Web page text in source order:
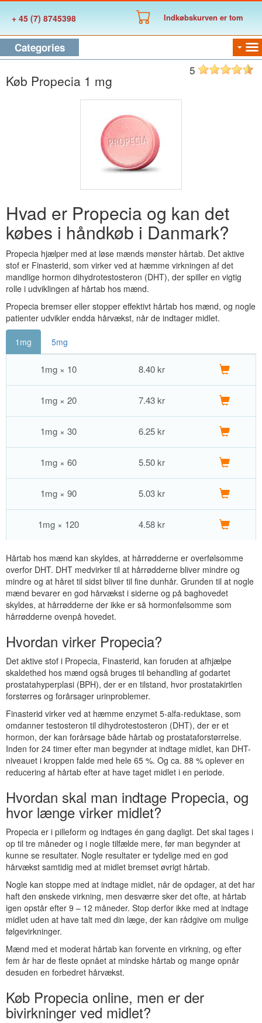
+ 45 (7) 8745398 Indkøbskurven er tom
Categories
Køb Propecia 1 mg
Hvad er Propecia og kan det
købes i håndkøb i Danmark?
Propecia hjælper med at løse mænds mønster hårtab. Det aktive
stof er Finasterid, som virker ved at hæmme virkningen af det
mandlige hormon dihydrotestosteron (DHT), der spiller en vigtig
rolle i udviklingen af hårtab hos mænd.
Propecia bremser eller stopper effektivt hårtab hos mænd, og nogle
patienter udvikler endda hårvækst, når de indtager midlet.
5
1mg 5mg
1mg × 10 8.40 kr
1mg × 20 7.43 kr
1mg × 30 6.25 kr
1mg × 60 5.50 kr
1mg × 90 5.03 kr
1mg × 120 4.58 kr
Hårtab hos mænd kan skyldes, at hårrødderne er overfølsomme
overfor DHT. DHT medvirker til at hårrødderne bliver mindre og
mindre og at håret til sidst bliver til fine dunhår. Grunden til at nogle
mænd bevarer en god hårvækst i siderne og på baghovedet
skyldes, at hårrødderne der ikke er så hormonfølsomme som
hårrødderne ovenpå hovedet.
Hvordan virker Propecia?
Det aktive stof i Propecia, Finasterid, kan foruden at afhjælpe
skaldethed hos mænd også bruges til behandling af godartet
prostatahyperplasi (BPH), der er en tilstand, hvor prostatakirtlen
forstørres og forårsager urinproblemer.
Finasterid virker ved at hæmme enzymet 5-alfa-reduktase, som
omdanner testosteron til dihydrotestosteron (DHT), der er et
hormon, der kan forårsage både hårtab og prostataforstørrelse.
Inden for 24 timer efter man begynder at indtage midlet, kan DHT-
niveauet i kroppen falde med hele 65 %. Og ca. 88 % oplever en
reducering af hårtab efter at have taget midlet i en periode.
Hvordan skal man indtage Propecia, og
hvor længe virker midlet?
Propecia er i pilleform og indtages én gang dagligt. Det skal tages i
op til tre måneder og i nogle tilfælde mere, før man begynder at
kunne se resultater. Nogle resultater er tydelige med en god
hårvækst samtidig med at midlet bremset øvrigt hårtab.
Nogle kan stoppe med at indtage midlet, når de opdager, at det har
haft den ønskede virkning, men desværre sker det ofte, at hårtab
igen opstår efter 9 – 12 måneder. Stop derfor ikke med at indtage
midlet uden at have talt med din læge, der kan rådgive om mulige
følgevirkninger.
Mænd med et moderat hårtab kan forvente en virkning, og efter
fem år har de fleste opnået at mindske hårtab og mange opnår
desuden en forbedret hårvækst.
Køb Propecia online, men er der
bivirkninger ved midlet?